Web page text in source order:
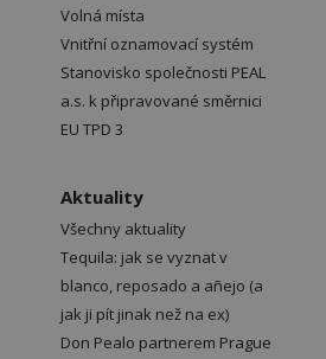
Volná místa
Vnitřní oznamovací systém
Stanovisko společnosti PEAL
a.s. k připravované směrnici
EU TPD 3
Aktuality
Všechny aktuality
Tequila: jak se vyznat v
blanco, reposado a añejo (a
jak ji pít jinak než na ex)
Don Pealo partnerem Prague